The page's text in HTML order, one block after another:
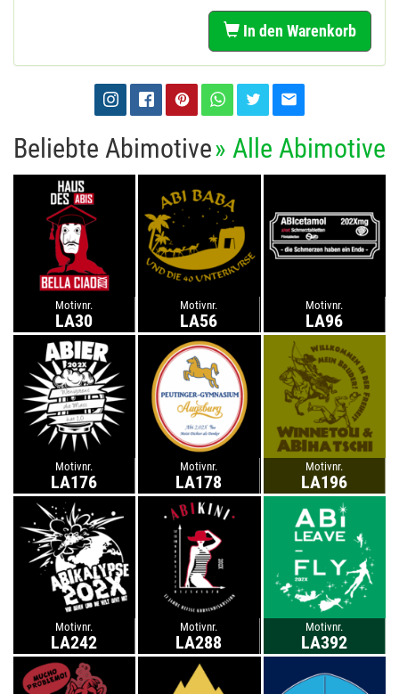
In den Warenkorb
Beliebte Abimotive» Alle Abimotive
Motivnr.
LA30
Motivnr.
LA56
Motivnr.
LA96
Motivnr.
LA176
Motivnr.
LA178
Motivnr.
LA196
Motivnr.
LA242
Motivnr.
LA288
Motivnr.
LA392